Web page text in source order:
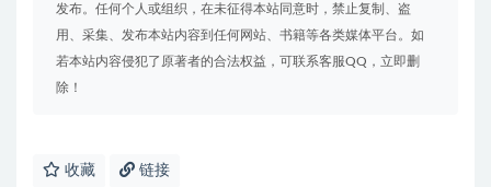
发布。任何个人或组织，在未征得本站同意时，禁止复制、盗
用、采集、发布本站内容到任何网站、书籍等各类媒体平台。如
若本站内容侵犯了原著者的合法权益，可联系客服QQ，立即删
除！
收藏 链接